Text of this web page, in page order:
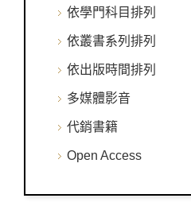
依學門科目排列
依叢書系列排列
依出版時間排列
多媒體影音
代銷書籍
Open Access